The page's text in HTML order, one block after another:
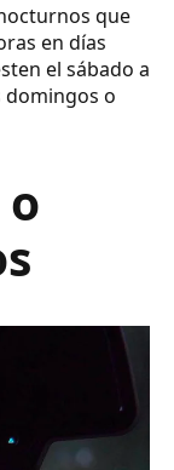
que
en días
el sábado a
domingos o